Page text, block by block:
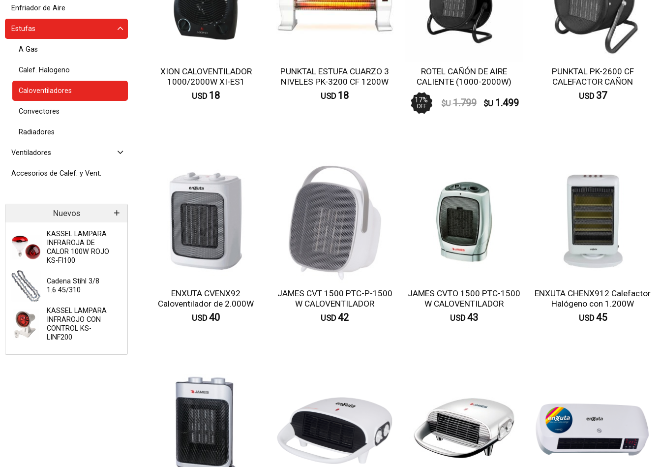
Enfriador de Aire
Estufas
A Gas
Calef. Halogeno
Caloventiladores
Convectores
Radiadores
Ventiladores
Accesorios de Calef. y Vent.
Nuevos
KASSEL LAMPARA
INFRAROJA DE
CALOR 100W ROJO
KS-FI100
Cadena Stihl 3/8
1.6 45/310
KASSEL LAMPARA
INFRAROJO CON
CONTROL KS-
LINF200
XION CALOVENTILADOR
1000/2000W XI-ES1
USD 18
PUNKTAL ESTUFA CUARZO 3
NIVELES PK-3200 CF 1200W
USD 18
ROTEL CAÑÓN DE AIRE
CALIENTE (1000-2000W)
17%
OFF $U 1.799 $U 1.499
PUNKTAL PK-2600 CF
CALEFACTOR CAÑON
CERAMICO 1000-2000W
USD 37
ENXUTA CVENX92
Caloventilador de 2.000W
USD 40
JAMES CVT 1500 PTC-P-1500
W CALOVENTILADOR
USD 42
JAMES CVTO 1500 PTC-1500
W CALOVENTILADOR
USD 43
ENXUTA CHENX912 Calefactor
Halógeno con 1.200W
USD 45